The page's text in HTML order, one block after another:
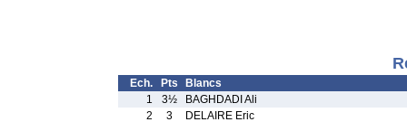
Ech. Pts
Blancs
1
3½
BAGHDADI Ali
2
3
DELAIRE Eric